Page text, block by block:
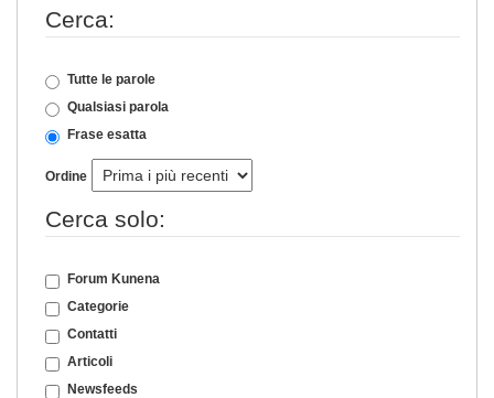
Cerca:
Tutte le parole
Qualsiasi parola
Frase esatta
Ordine
Cerca solo:
Forum Kunena
Categorie
Contatti
Articoli
Newsfeeds